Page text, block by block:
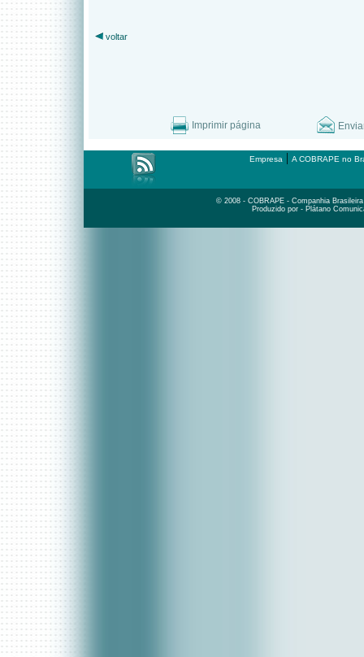
voltar
Imprimir página
Empresa | A COBRAPE no
© 2008 - COBRAPE - Companhia
Produzido por - Plátano